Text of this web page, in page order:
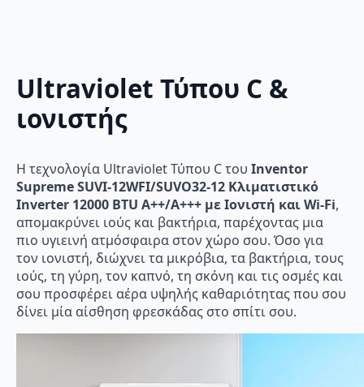
Ultraviolet Τύπου C &
ιονιστής
Η τεχνολογία Ultraviolet Τύπου C του Inventor
Supreme SUVI-12WFI/SUVO32-12 Κλιματιστικό
Inverter 12000 BTU A++/A+++ με Ιονιστή και Wi-Fi,
απομακρύνει ιούς και βακτήρια, παρέχοντας μια
πιο υγιεινή ατμόσφαιρα στον χώρο σου. Όσο για
τον ιονιστή, διώχνει τα μικρόβια, τα βακτήρια, τους
ιούς, τη γύρη, τον καπνό, τη σκόνη και τις οσμές και
σου προσφέρει αέρα υψηλής καθαριότητας που σου
δίνει μία αίσθηση φρεσκάδας στο σπίτι σου.